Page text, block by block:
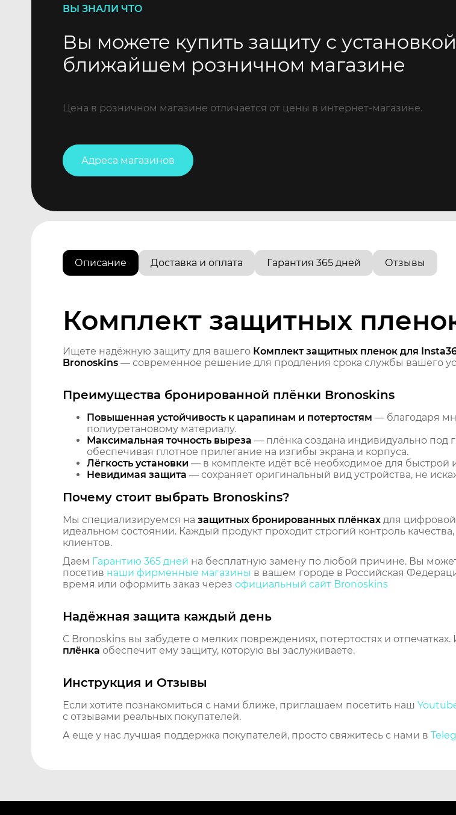
ВЫ ЗНАЛИ ЧТО
Вы можете купить защиту с
ближайшем розничном магазине
Цена в розничном магазине отличается от цены в интернет-магазине.
Адреса магазинов
Описание Доставка и оплата Гарантия 365 дней Отзывы
Комплект защитных
Ищете надёжную защиту для вашего Комплект защитных пленок для
Bronoskins — современное решение для продления срока службы вашего
Преимущества бронированной плёнки Bronoskins
Повышенная устойчивость к царапинам и потертостям — благодаря
полиуретановому материалу.
Максимальная точность выреза — плёнка создана индивидуально под
обеспечивая плотное прилегание на изгибы экрана и корпуса.
Лёгкость установки — в комплекте идёт всё необходимое для быстрой
Невидимая защита — сохраняет оригинальный вид устройства, не
Почему стоит выбрать Bronoskins?
Мы специализируемся на защитных бронированных плёнках для цифровой
идеальном состоянии. Каждый продукт проходит строгий контроль
клиентов.
Даем Гарантию 365 дней на бесплатную замену по любой причине. Вы
посетив наши фирменные магазины в вашем городе в Российская
время или оформить заказ через официальный сайт Bronoskins
Надёжная защита каждый день
С Bronoskins вы забудете о мелких повреждениях, потертостях и
плёнка обеспечит ему защиту, которую вы заслуживаете.
Инструкция и Отзывы
Если хотите познакомиться с нами ближе, приглашаем посетить наш
с отзывами реальных покупателей.
А еще у нас лучшая поддержка покупателей, просто свяжитесь с нами в